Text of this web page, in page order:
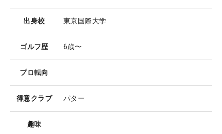
出身校 東京国際大学
ゴルフ歴 6歳〜
プロ転向
得意クラブ パター
趣味